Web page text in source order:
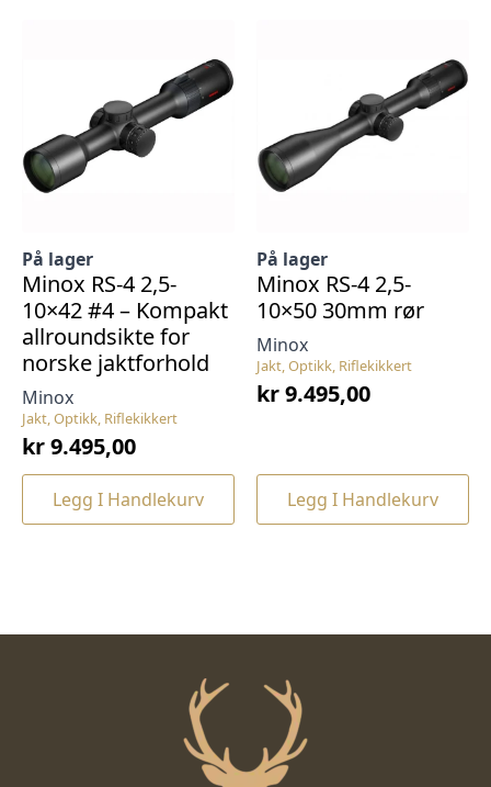
Jakt, Optikk, Riflekikkert
Minox
På lager
Minox RS-4 2,5-
10×42 #4 – Kompakt
allroundsikte for
norske jaktforhold
kr9.495,00
Legg I Handlekurv
Jakt, Optikk, Riflekikkert
Minox
På lager
Minox RS-4 2,5-
10×50 30mm rør
kr9.495,00
Legg I Handlekurv